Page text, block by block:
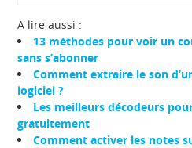
A lire aussi :
13 méthodes pour voir un
sans s’abonner
Comment extraire le son
logiciel ?
Les meilleurs décodeurs
gratuitement
Comment activer les notes